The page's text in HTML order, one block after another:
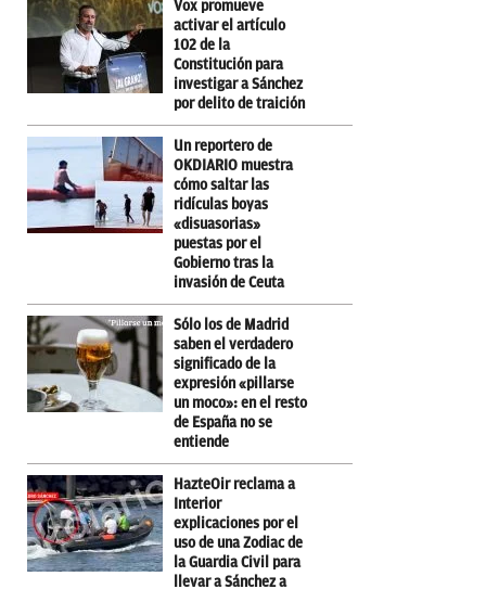
Vox promueve
activar el artículo
102 de la
Constitución para
investigar a Sánchez
por delito de traición
Un reportero de
OKDIARIO muestra
cómo saltar las
ridículas boyas
«disuasorias»
puestas por el
Gobierno tras la
invasión de Ceuta
Sólo los de Madrid
saben el verdadero
significado de la
expresión «pillarse
un moco»: en el resto
de España no se
entiende
HazteOir reclama a
Interior
explicaciones por el
uso de una Zodiac de
la Guardia Civil para
llevar a Sánchez a